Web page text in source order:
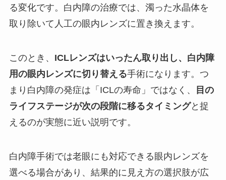
る変化です。白内障の治療では、濁った水晶体を
取り除いて人工の眼内レンズに置き換えます。
このとき、 ICLレンズはいったん取り出し、白内障
用の眼内レンズに切り替える手術になります。つ
まり白内障の発症は「ICLの寿命」ではなく、
目の
ライフステージが次の段階に移るタイミングと捉
えるのが実態に近い説明です。
白内障手術では老眼にも対応できる眼内レンズを
選べる場合があり、結果的に見え方の選択肢が広